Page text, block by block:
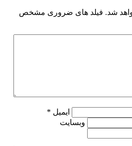
شد. فیلد های ضروری مشخص
ایمیل *
وبسایت